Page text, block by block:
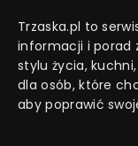
Trzaska.pl to
informacji i porad
stylu życia,
dla osób, które
aby poprawić